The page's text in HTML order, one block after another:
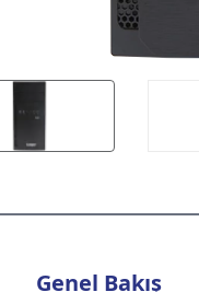
Genel Bakış